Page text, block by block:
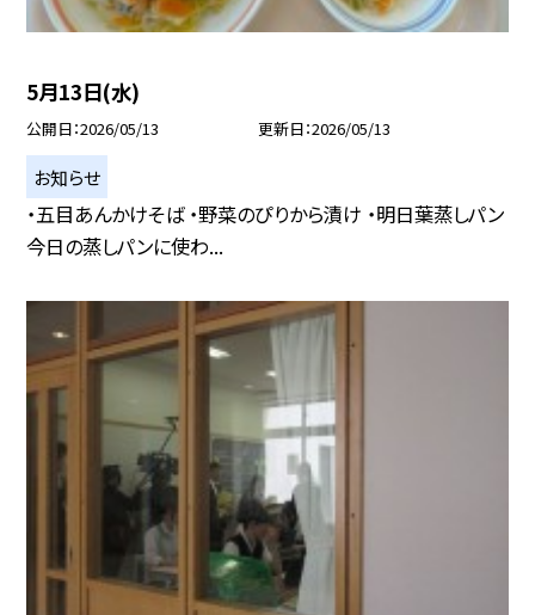
5月13日(水)
公開日 2026/05/13 更新日 2026/05/13
お知らせ
・五目あんかけそば ・野菜のぴりから漬け ・明日葉蒸しパン
今日の蒸しパンに使わ...